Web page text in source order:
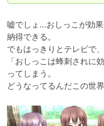
嘘でしょ…おしっこが効
納得できる。
でもはっきりとテレビで
「おしっこは蜂刺されに
ってしまう。